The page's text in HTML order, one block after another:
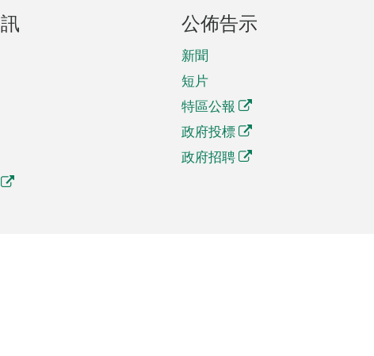
公佈告示
新聞
短片
特區公報
政府投標
政府招聘